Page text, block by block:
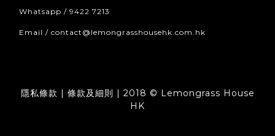
Whatsapp / 9422 7213
Email / contact@lemongrasshousehk.com.hk
隱私條款 | 條款及細則 | 2018 © Lemongrass House
HK